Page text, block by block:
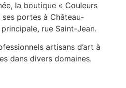
la boutique « Couleurs
portes à Château-
rue Saint-Jean.
artisans d’art à
dans divers domaines.